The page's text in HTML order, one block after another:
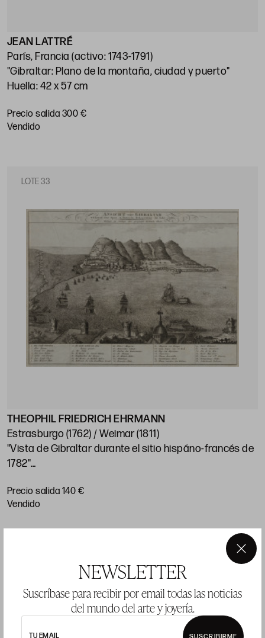
NEWSLETTER
Suscríbase para recibir por email todas las noticias
del mundo del arte y joyería.
TU EMAIL SUSCRIBIRME
×
JEAN LATTRÉ
París, Francia (activo: 1743-1791)
"Gibraltar: Plano de la montaña, ciudad y puerto"
Huella: 42 x 57 cm
Precio salida 300 €
vendido
LOTE 33
THEOPHIL FRIEDRICH EHRMANN
Estrasburgo (1762) / Weimar (1811)
"Vista de Gibraltar durante el sitio hispáno-francés de
1782"
22,9 x 31,4 cm
Precio salida 140 €
vendido